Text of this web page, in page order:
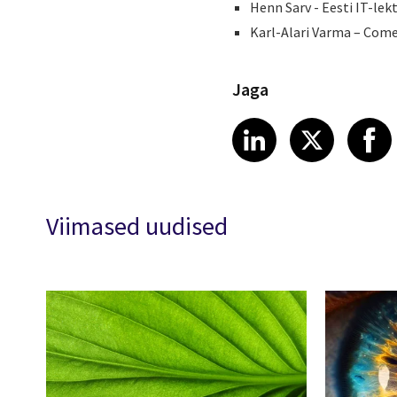
Henn Sarv - Eesti IT-
Karl-Alari Varma –
Jaga
Share article
LinkedIn
Share
X
Viimased uudised